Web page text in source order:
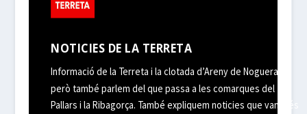
NOTICIES DE LA TERRETA
Informació de la Terreta i la clotada d’Areny de Noguera,
però també parlem del que passa a les comarques del
Pallars i la Ribagorça. També expliquem noticies que van més